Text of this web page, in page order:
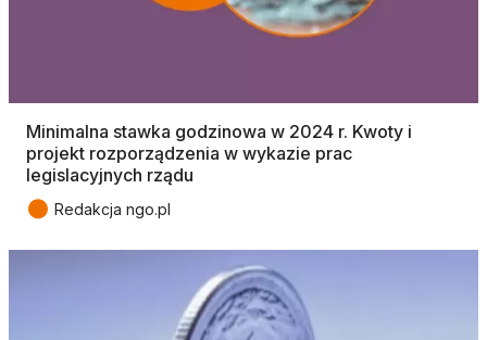
Minimalna stawka godzinowa w 2024 r. Kwoty i
projekt rozporządzenia w wykazie prac
legislacyjnych rządu
● Redakcja ngo.pl